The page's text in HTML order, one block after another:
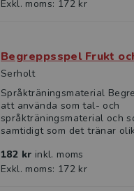
Exkl. moms: 172 kr
Begreppsspel Frukt
Serholt
Språkträningsmaterial
att använda som tal- och
språkträningsmaterial och
samtidigt som det tränar
182 kr inkl. moms
Exkl. moms: 172 kr